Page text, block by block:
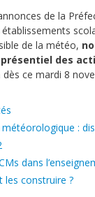
de la
de la météo,
des
dès ce mardi 8
météorologique :
dans
les construire ?